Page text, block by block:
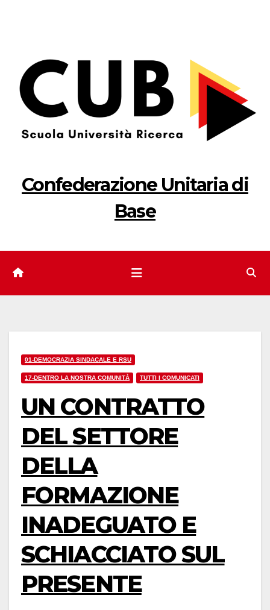
Confederazione Unitaria di
Base
01-DEMOCRAZIA SINDACALE E RSU
17-DENTRO LA NOSTRA COMUNITÀ TUTTI I COMUNICATI
UN CONTRATTO
DEL SETTORE
DELLA
FORMAZIONE
INADEGUATO E
SCHIACCIATO SUL
PRESENTE